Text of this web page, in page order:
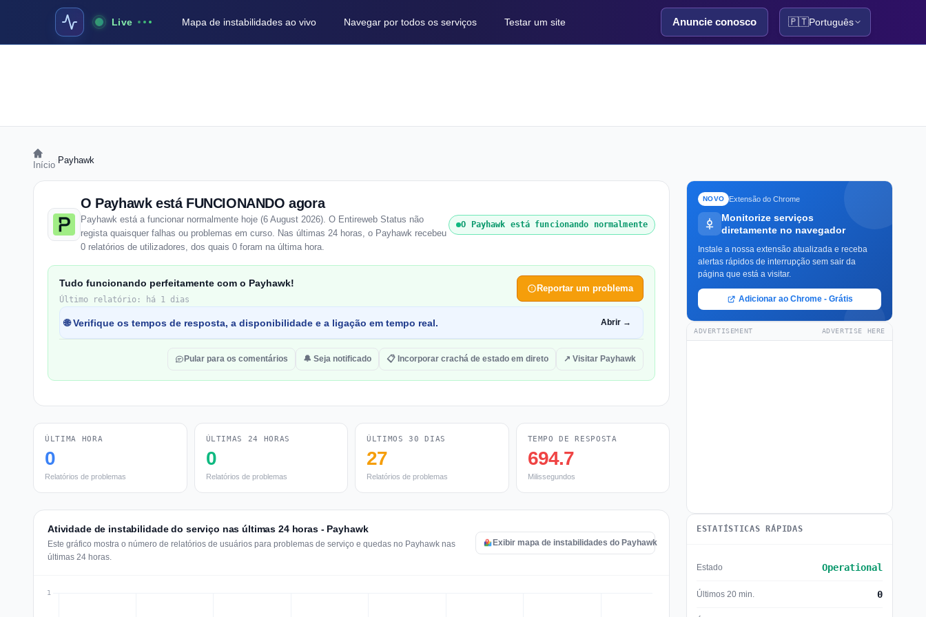
Live Mapa de instabilidades ao vivo Navegar por todos os serviços Testar um site Anuncie conosco 🇵🇹Português
Início Payhawk
O Payhawk está FUNCIONANDO agora
Payhawk está a funcionar normalmente hoje (6 August 2026). O Entireweb Status não
regista quaisquer falhas ou problemas em curso. Nas últimas 24 horas, o Payhawk recebeu
0 relatórios de utilizadores, dos quais 0 foram na última hora.
O Payhawk está funcionando normalmente
Tudo funcionando perfeitamente com o Payhawk!
Último relatório: há 1 dias
Reportar um problema
🌐 Verifique os tempos de resposta, a disponibilidade e a ligação em tempo real. Abrir →
Pular para os comentários 🔔 Seja notificado 📋 Incorporar crachá de estado em direto ↗ Visitar Payhawk
ÚLTIMA HORA
0
Relatórios de problemas
ÚLTIMAS 24 HORAS
0
Relatórios de problemas
ÚLTIMOS 30 DIAS
27
Relatórios de problemas
TEMPO DE RESPOSTA
694.7
Milissegundos
Atividade de instabilidade do serviço nas últimas 24 horas - Payhawk
Este gráfico mostra o número de relatórios de usuários para problemas de serviço e quedas no Payhawk nas
últimas 24 horas.
Exibir mapa de instabilidades do Payhawk
NOVO Extensão do Chrome
Monitorize serviços
diretamente no navegador
Instale a nossa extensão atualizada e receba
alertas rápidos de interrupção sem sair da
página que está a visitar.
Adicionar ao Chrome - Grátis
ADVERTISEMENT ADVERTISE HERE
ESTATÍSTICAS RÁPIDAS
Estado Operational
Últimos 20 min. 0